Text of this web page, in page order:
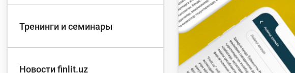
Тренинги и семинары
Новости finlit.uz